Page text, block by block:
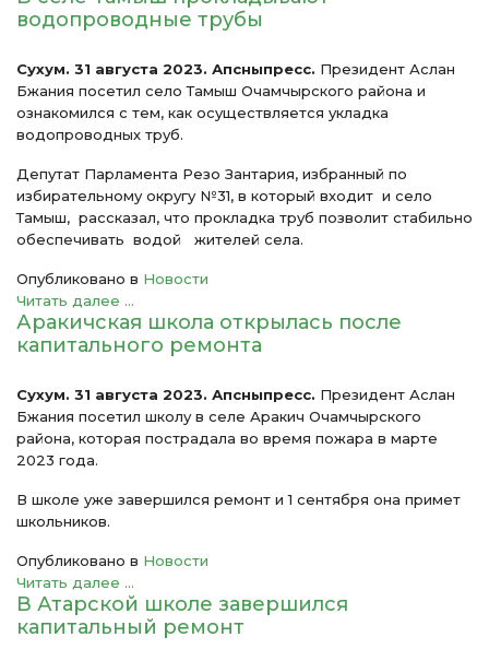
водопроводные трубы
Сухум. 31 августа 2023. Апсныпресс. Президент Аслан
Бжания посетил село Тамыш Очамчырского района и
ознакомился с тем, как осуществляется укладка
водопроводных труб.
Депутат Парламента Резо Зантария, избранный по
избирательному округу №31, в который входит и село
Тамыш, рассказал, что прокладка труб позволит стабильно
обеспечивать водой жителей села.
Опубликовано в Новости
Читать далее ...
Аракичская школа открылась после
капитального ремонта
Сухум. 31 августа 2023. Апсныпресс. Президент Аслан
Бжания посетил школу в селе Аракич Очамчырского
района, которая пострадала во время пожара в марте
2023 года.
В школе уже завершился ремонт и 1 сентября она примет
школьников.
Опубликовано в Новости
Читать далее ...
В Атарской школе завершился
капитальный ремонт